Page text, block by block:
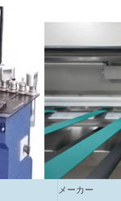
メーカー